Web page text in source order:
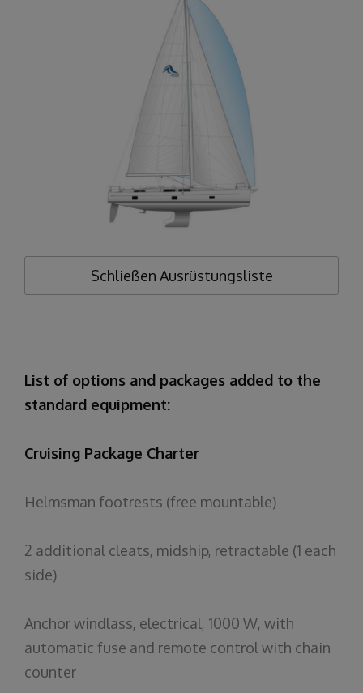
Schließen Ausrüstungsliste
List of options and packages added to the
standard equipment:
Cruising Package Charter
Helmsman footrests (free mountable)
2 additional cleats, midship, retractable (1 each
side)
Anchorwindlass, electrical, 1000 W, with
automatic fuse and remote control with chain
counter